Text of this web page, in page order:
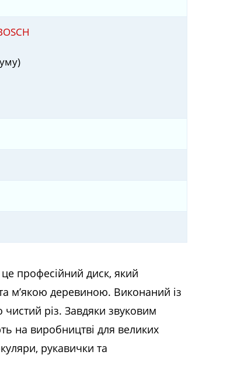
професійний диск, який
м’якою деревиною. Виконаний із
різ. Завдяки звуковим
на виробництві для великих
рукавички та